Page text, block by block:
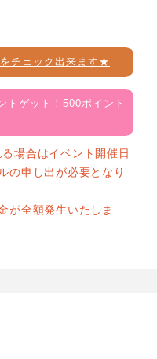
チェック出来ます★
トゲット！500ポイント
場合はイベント開催日
の申し出が必要となり
が全額発生いたしま